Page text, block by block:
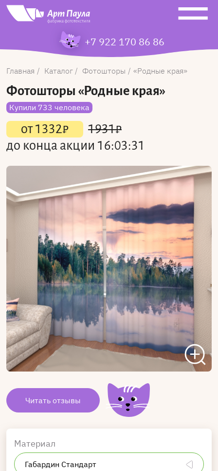
+7 922 170 86 86
Главная Каталог Фотошторы Родные края
Фотошторы «Родные края»
Купили 733 человека
от1332₽ 1931₽
до конца акции 16:03:31
Читать отзывы
Материал